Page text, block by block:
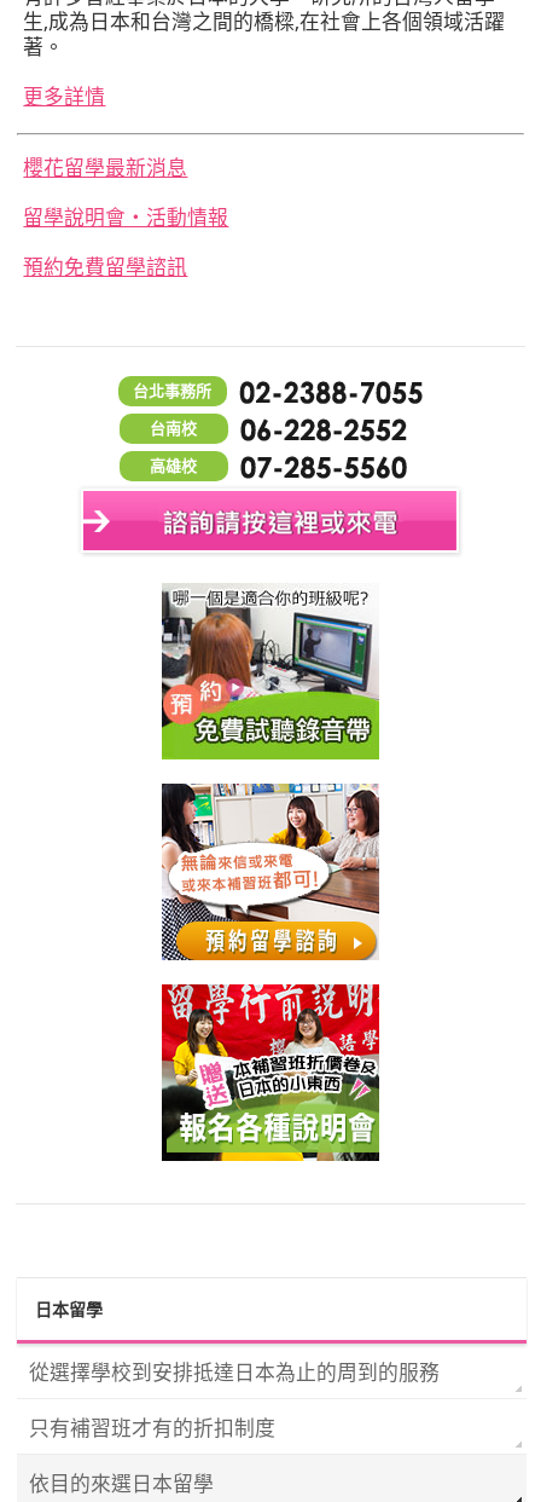
生,成為日本和台灣之間的橋樑,在社會上各個領域活躍
著。
更多詳情
櫻花留學最新消息
留學說明會‧活動情報
預約免費留學諮訊
台北事務所
台南校
高雄校
日本留學
從選擇學校到安排抵達日本為止的周到的服務
只有補習班才有的折扣制度
依目的來選日本留學